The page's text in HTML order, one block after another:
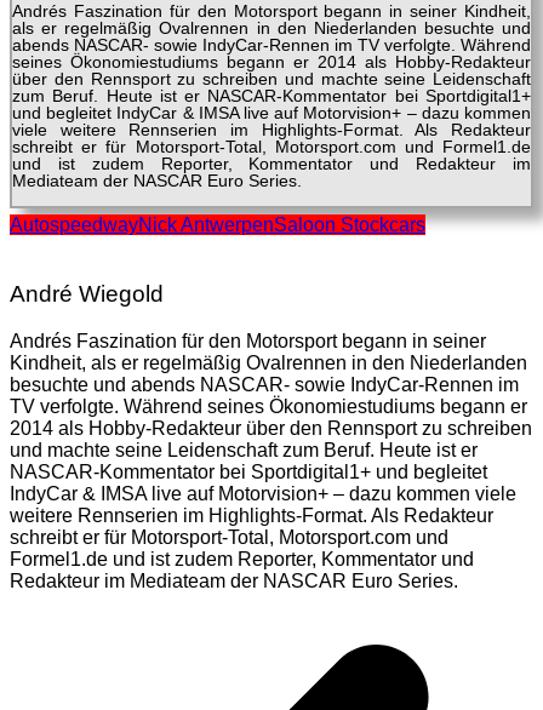
Andrés Faszination für den Motorsport begann in seiner Kindheit,
als er regelmäßig Ovalrennen in den Niederlanden besuchte und
abends NASCAR- sowie IndyCar-Rennen im TV verfolgte. Während
seines Ökonomiestudiums begann er 2014 als Hobby-Redakteur
über den Rennsport zu schreiben und machte seine Leidenschaft
zum Beruf. Heute ist er NASCAR-Kommentator bei Sportdigital1+
und begleitet IndyCar & IMSA live auf Motorvision+ – dazu kommen
viele weitere Rennserien im Highlights-Format. Als Redakteur
schreibt er für Motorsport-Total, Motorsport.com und Formel1.de
und ist zudem Reporter, Kommentator und Redakteur im
Mediateam der NASCAR Euro Series.
AutospeedwayNick AntwerpenSaloon Stockcars
André Wiegold
Andrés Faszination für den Motorsport begann in seiner
Kindheit, als er regelmäßig Ovalrennen in den Niederlanden
besuchte und abends NASCAR- sowie IndyCar-Rennen im
TV verfolgte. Während seines Ökonomiestudiums begann er
2014 als Hobby-Redakteur über den Rennsport zu schreiben
und machte seine Leidenschaft zum Beruf. Heute ist er
NASCAR-Kommentator bei Sportdigital1+ und begleitet
IndyCar & IMSA live auf Motorvision+ – dazu kommen viele
weitere Rennserien im Highlights-Format. Als Redakteur
schreibt er für Motorsport-Total, Motorsport.com und
Formel1.de und ist zudem Reporter, Kommentator und
Redakteur im Mediateam der NASCAR Euro Series.